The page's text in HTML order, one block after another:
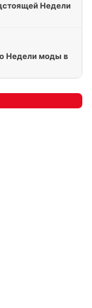
Недели
Недели моды в